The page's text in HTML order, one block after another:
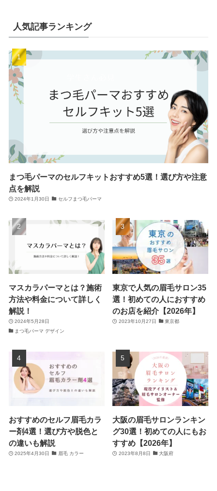
人気記事ランキング
まつ毛パーマのセルフキットおすすめ5選！選び方や注意
点を解説
2024年1月30日 セルフまつ毛パーマ
マスカラパーマとは？施術
方法や料金について詳しく
解説！
2024年5月28日
まつ毛パーマ デザイン
東京で人気の眉毛サロン35
選！初めての人におすすめ
のお店を紹介【2026年】
2023年10月27日 東京都
おすすめのセルフ眉毛カラ
ー剤4選！選び方や脱色と
の違いも解説
2025年4月30日 眉毛 カラー
大阪の眉毛サロンランキン
グ30選！初めての人にもお
すすめ【2026年】
2023年8月8日 大阪府